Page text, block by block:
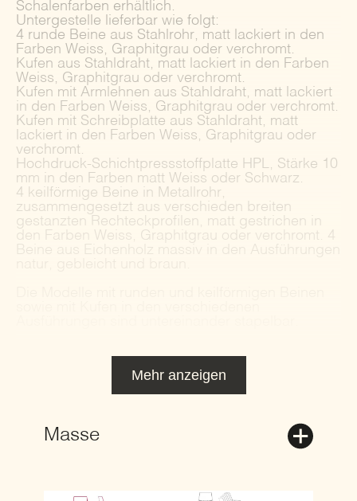
Schalenfarben erhältlich.
Untergestelle lieferbar wie folgt:
4 runde Beine aus Stahlrohr, matt lackiert in den
Farben Weiss, Graphitgrau oder verchromt.
Kufen aus Stahldraht, matt lackiert in den Farben
Weiss, Graphitgrau oder verchromt.
Kufen mit Armlehnen aus Stahldraht, matt lackiert
in den Farben Weiss, Graphitgrau oder verchromt.
Kufen mit Schreibplatte aus Stahldraht, matt
lackiert in den Farben Weiss, Graphitgrau oder
verchromt.
Hochdruck-Schichtpressstoffplatte HPL, Stärke 10
mm in den Farben matt Weiss oder Schwarz.
4 keilförmige Beine in Metallrohr,
zusammengesetzt aus verschieden breiten
gestanzten Rechteckprofilen, matt gestrichen in
den Farben Weiss, Graphitgrau oder verchromt. 4
Mehr anzeigen
Masse